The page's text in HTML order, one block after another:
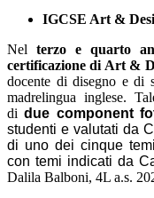
IGCSE Art &
Nel terzo e quarto
certificazione di Art &
docente di disegno e di
madrelingua inglese.
di due component
studenti e valutati da
di uno dei cinque
con temi indicati da
Dalila Balboni, 4L a.s.